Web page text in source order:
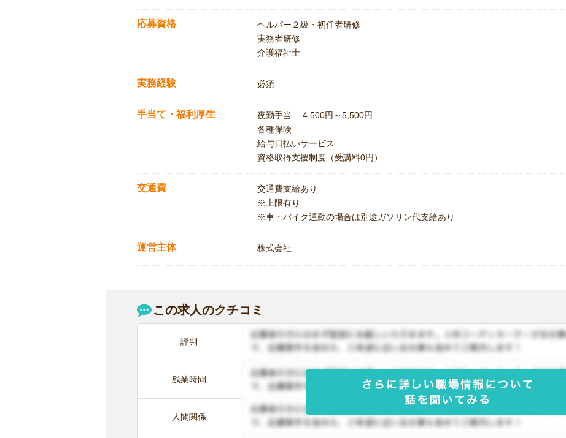
応募資格
ヘルパー２級・初任者研修
実務者研修
介護福祉士
実務経験 必須
手当て・福利厚生
夜勤手当 4,500円～5,500円
各種保険
給与日払いサービス
資格取得支援制度（受講料0円）
交通費
交通費支給あり
※上限有り
※車・バイク通勤の場合は別途ガソリン代支給あり
運営主体 株式会社
この求人のクチコミ
評判
残業時間
人間関係